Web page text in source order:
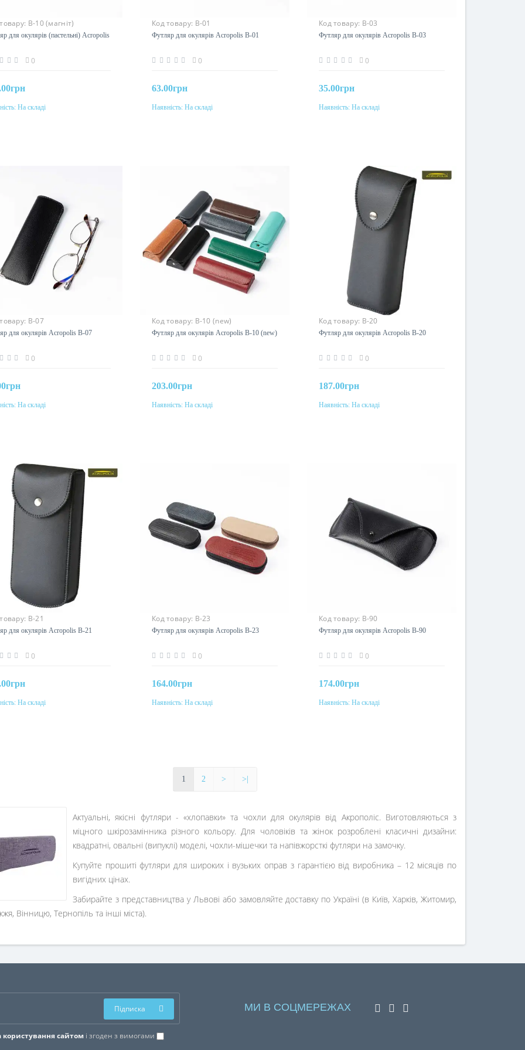
В-10 (магніт)
для окулярів (пастельні) Acropolis
0
До кошика
На складі
Код товару: В-01
Футляр для окулярів Acropolis В-01
0
63.00грн
До кошика
Наявність: На складі
Код товару: В-03
Футляр для окулярів Acropolis В-03
0
35.00грн
До кошика
Наявність: На складі
В-07
для окулярів Acropolis В-07
0
До кошика
На складі
Код товару: В-10 (new)
Футляр для окулярів Acropolis В-10 (new)
0
203.00грн
До кошика
Наявність: На складі
Код товару: В-20
Футляр для окулярів Acropolis В-20
0
187.00грн
До кошика
Наявність: На складі
В-21
для окулярів Acropolis В-21
0
До кошика
На складі
Код товару: В-23
Футляр для окулярів Acropolis В-23
0
164.00грн
До кошика
Наявність: На складі
Код товару: В-90
Футляр для окулярів Acropolis В-90
0
174.00грн
До кошика
Наявність: На складі
1 2 > >|
Актуальні, якісні футляри - «хлопавки» та чохли для окулярів від Акрополіс. Виготовляються з
міцного шкірозамінника різного кольору. Для чоловіків та жінок розроблені класичнідизайни:
квадратні, овальні (випуклі) моделі, чохли-мішечки та напівжорсткі футляри на замочку.
Купуйте прошиті футляри для широких і вузьких оправ з гарантією від виробника – 12 місяців по
вигідних цінах.
Забирайте з представництва у Львові або замовляйте доставку по Україні (в Київ, Харків, Житомир,
Вінницю, Тернопіль та інші міста).
сайтомі згоден з вимогами
Підписка МИ В СОЦМЕРЕЖАХ